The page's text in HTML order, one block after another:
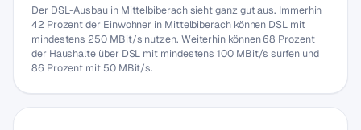
Der DSL-Ausbau in Mittelbiberach sieht ganz gut aus. Immerhin
42 Prozent der Einwohner in Mittelbiberach können DSL mit
mindestens 250 MBit/s nutzen. Weiterhin können 68 Prozent
der Haushalte über DSL mit mindestens 100 MBit/s surfen und
86 Prozent mit 50 MBit/s.